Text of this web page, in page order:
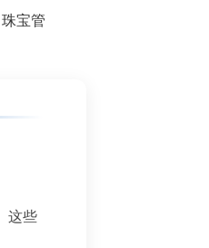
宝管
这些